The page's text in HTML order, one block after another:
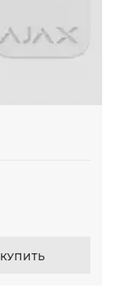
КУПИТЬ